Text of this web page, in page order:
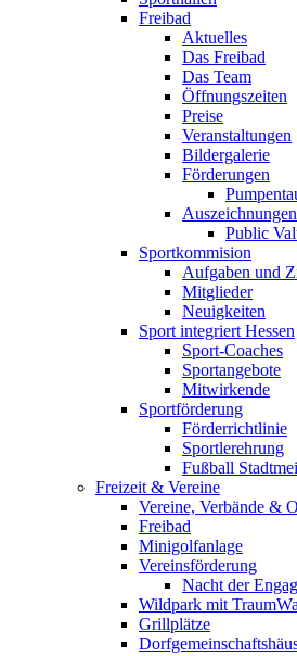
Freibad
Aktuelles
Das Freibad
Das Team
Öffnungszeiten
Preise
Veranstaltungen
Bildergalerie
Förderungen
Auszeichnungen
Public
Sportkommision
Aufgaben und
Mitglieder
Neuigkeiten
Sport integriert Hessen
Sport-Coaches
Sportangebote
Mitwirkende
Sportförderung
Förderrichtlinie
Sportlerehrung
Fußball
Freizeit & Vereine
Vereine, Verbände &
Freibad
Minigolfanlage
Vereinsförderung
Nacht der
Wildpark mit
Grillplätze